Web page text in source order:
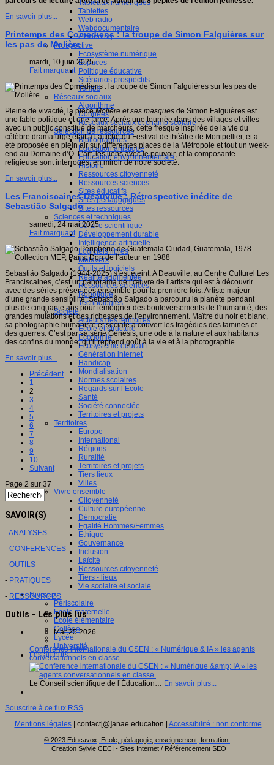
Tableaux numériques
Tablettes
Web radio
Webdocumentaire
eTwinning
Prospective
Ecosystème numérique
Espaces
Politique éducative
Scénarios prospectifs
Temps
Réseaux sociaux
Algorithme
Données
Réseaux sociaux et champ scolaire
Sélection de ressources
Bibliographies
Education artistique
Education environnementale
Histoire
Ressources citoyenneté
Ressources sciences
Sites éducatifs
Sites pédagogiques
Sites ressources
Sciences et techniques
Culture scientifique
Développement durable
Intelligence artificielle
Logiciels libres
Métavers
Outils et logiciels
Réalité augmentée
Ressources sciences
Robotique
Technologies
Société
Acteurs des territoires
Ecole et structure
Economie
Ecosystème éducatif
Génération internet
Handicap
Mondialisation
Normes scolaires
Regards sur l’Ecole
Santé
Société connectée
Territoires et projets
Territoires
Europe
International
Régions
Ruralité
Territoires et projets
Tiers lieux
Villes
Vivre ensemble
Citoyenneté
Culture européenne
Démocratie
Egalité Hommes/Femmes
Ethique
Gouvernance
Inclusion
Laïcité
Ressources citoyenneté
Tiers - lieux
Vie scolaire et sociale
Niveaux
Périscolaire
Ecole maternelle
Ecole élémentaire
Collège
Lycée
Université
Les auteurs
En savoir plus...
Printemps des Comédiens : la troupe de Simon Falguières sur
les pas de Molière
mardi, 10 juin 2025
Fait marquant
Pleine de vivacité, la pièceMolière et ses masques de Simon Falguières est
une fable politique et une farce. Après une tournée dans des villages et villes
avec un public constitué de marcheurs, cette fresque inspirée de la vie du
célèbre dramaturge était à l’affiche du Festival de théâtre de Montpellier, et a
été proposée en plein air sur différentes places de la Métropole et tout un week-
end au Domaine d’O. L’art, les liens avec le pouvoir, et la composante
religieuse sont interrogés, en miroir de notre société.
En savoir plus...
Les Franciscaines Deauville : Rétrospective inédite de
Sebastião Salgado
samedi, 24 mai 2025
Fait marquant
Sebastião Salgado (1944-2025) s’est éteint. A Deauville, au Centre Culturel Les
Franciscaines, c’est un panorama de l’œuvre de l’artiste qui est à découvrir
avec des séries présentées ensemble pour la première fois. Artiste majeur
d’une grande sensibilité, Sebastião Salgado a parcouru la planète pendant
plus de cinquante ans pour témoigner des bouleversements de l’humanité, des
grandes mutations et des richesses de l’environnement. Maître du noir et blanc,
sa photographie humaniste et sociale a couvert les tragédies des famines et
des guerres. C’est par sa série Genesis, une ode à la nature et aux habitants
des confins du monde, qu’il reprend goût à la vie et à la photographie.
En savoir plus...
Précédent
1
2
3
4
5
6
7
8
9
10
Suivant
Page 2 sur 37
SAVOIR(S)
-ANALYSES
- CONFERENCES
- OUTILS
- PRATIQUES
- RESSOURCES
Outils - Les plus lus
Mar 25 2026
Conférence internationale du CSEN : « Numérique & IA » les agents
conversationnels en classe.
Le Conseil scientifique de l’Éducation… En savoir plus...
Souscrire à ce flux RSS
Mentions légales| contact[@]anae.education | Accessibilité : non conforme
© 2023 Educavox, Ecole, pédagogie, enseignement, formation
Creation Sylvie CECI - Sites Internet / Référencement SEO